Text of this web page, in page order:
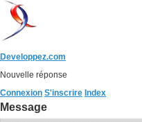
Developpez.com
Nouvelle réponse
Connexion S'inscrire Index
Message